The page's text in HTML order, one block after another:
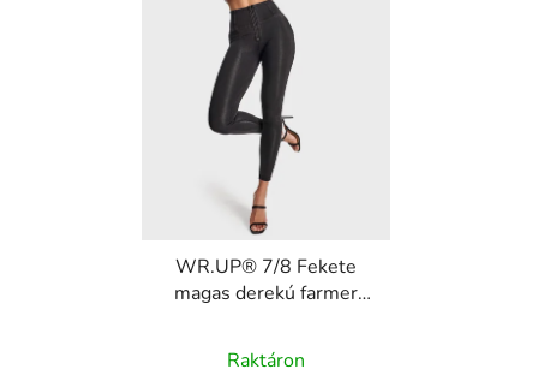
WR.UP® 7/8 Fekete
magas derekú farmer
cipzárral RE(MOVE)
WRUP4HC002ORG,
Raktáron